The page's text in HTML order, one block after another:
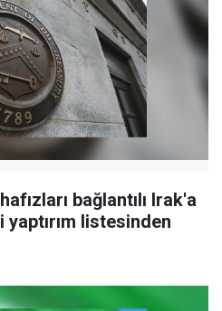
bağlantılı Irak'a
listesinden